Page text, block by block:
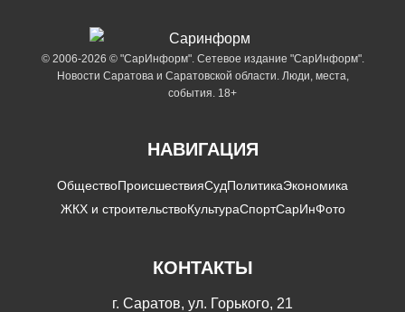
© 2006-2026 © "СарИнформ". Сетевое издание "СарИнформ".
Новости Саратова и Саратовской области. Люди, места,
события. 18+
НАВИГАЦИЯ
ОбществоПроисшествияСудПолитикаЭкономика
ЖКХ и строительствоКультураСпортСарИнФото
КОНТАКТЫ
г. Саратов, ул. Горького, 21